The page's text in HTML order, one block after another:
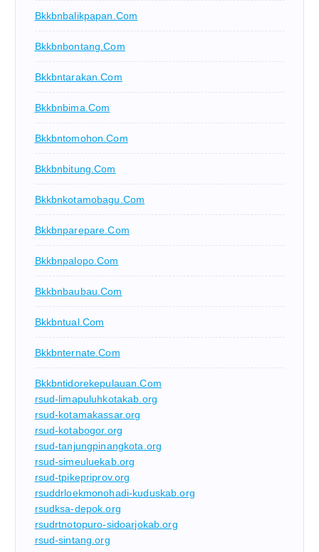
Bkkbnbalikpapan.com
Bkkbnbontang.com
Bkkbntarakan.com
Bkkbnbima.com
Bkkbntomohon.com
Bkkbnbitung.com
Bkkbnkotamobagu.com
Bkkbnparepare.com
Bkkbnpalopo.com
Bkkbnbaubau.com
Bkkbntual.com
Bkkbnternate.com
Bkkbntidorekepulauan.com
rsud-limapuluhkotakab.org
rsud-kotamakassar.org
rsud-kotabogor.org
rsud-tanjungpinangkota.org
rsud-simeuluekab.org
rsud-tpikepriprov.org
rsuddrloekmonohadi-kuduskab.org
rsudksa-depok.org
rsudrtnotopuro-sidoarjokab.org
rsud-sintang.org